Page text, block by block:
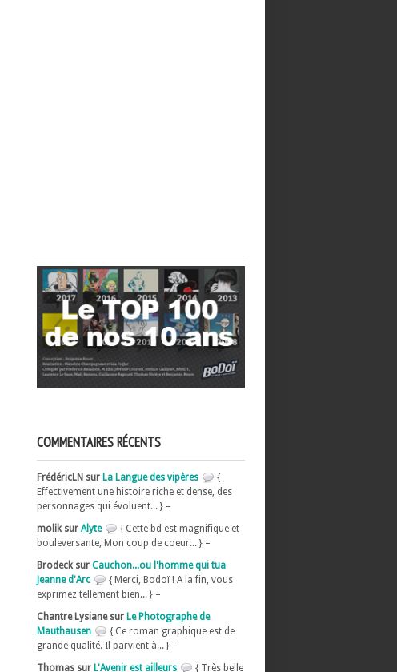
COMMENTAIRES RÉCENTS
FrédéricLN sur La Langue des vipères
{
Effectivement une histoire riche et dense, des
personnages qui évoluent... } –
molik sur Alyte
{ Cette bd est magnifique et
bouleversante, Mon coup de coeur... } –
Brodeck sur Cauchon...ou l'homme qui tua
Jeanne d'Arc
{ Merci, Bodoï ! A la fin, vous
exprimez tellement bien... } –
Chantre Lysiane sur Le Photographe de
Mauthausen
{ Ce roman graphique est de
grande qualité. Il parvient à... } –
Thomas sur L'Avenir est ailleurs
{ Très belle